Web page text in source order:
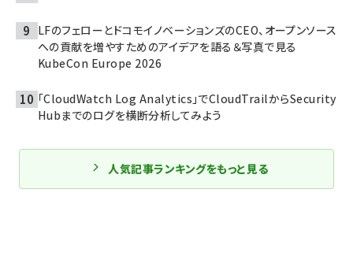
LFのフェローとドコモイノベーションズのCEO、オープンソース
への貢献を増やすためのアイデアを語る＆写真で見る
KubeCon Europe 2026
「CloudWatch Log Analytics」でCloudTrailからSecurity
Hubまでのログを横断分析してみよう
人気記事ランキングをもっと見る